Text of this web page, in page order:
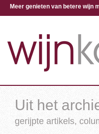
Meer genieten van betere wijn
Uit het
gerijpte artikels,